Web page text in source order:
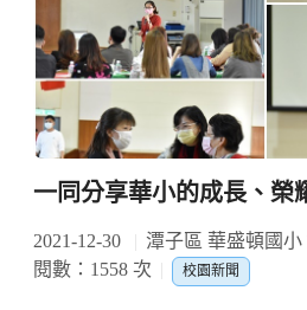
一同分享華小的成長、榮
2021-12-30 潭子區 華盛頓國
閱數：1558 次
校園新聞